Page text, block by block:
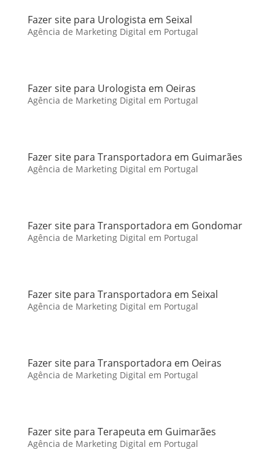
Fazer site para Urologista em Seixal
Agência de Marketing Digital em Portugal
Fazer site para Urologista em Oeiras
Agência de Marketing Digital em Portugal
Fazer site para Transportadora em Guimarães
Agência de Marketing Digital em Portugal
Fazer site para Transportadora em Gondomar
Agência de Marketing Digital em Portugal
Fazer site para Transportadora em Seixal
Agência de Marketing Digital em Portugal
Fazer site para Transportadora em Oeiras
Agência de Marketing Digital em Portugal
Fazer site para Terapeuta em Guimarães
Agência de Marketing Digital em Portugal